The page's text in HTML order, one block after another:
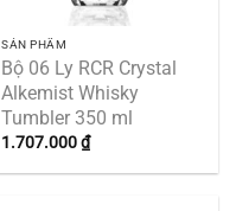
SẢN PHẨM
Bộ 06 Ly RCR Crystal
Alkemist Whisky
Tumbler 350 ml
1.707.000₫